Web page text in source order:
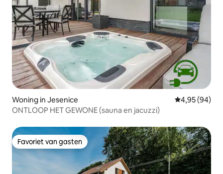
Woning in Jesenice Gemiddelde
4,95 (94)
ONTLOOP HET GEWONE (sauna en jacuzzi)
Favoriet van gasten
Favoriet van gasten